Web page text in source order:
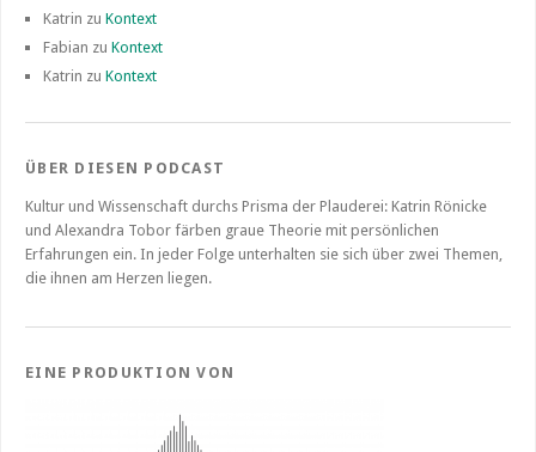
Katrin zu Kontext
Fabian zu Kontext
Katrin zu Kontext
ÜBER DIESEN PODCAST
Kultur und Wissenschaft durchs Prisma der Plauderei: Katrin Rönicke
und Alexandra Tobor färben graue Theorie mit persönlichen
Erfahrungen ein. In jeder Folge unterhalten sie sich über zwei Themen,
die ihnen am Herzen liegen.
EINE PRODUKTION VON